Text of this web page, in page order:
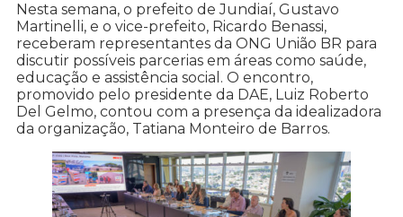
Nesta semana, o prefeito de Jundiaí, Gustavo
Martinelli, e o vice-prefeito, Ricardo Benassi,
receberam representantes da ONG União BR para
discutir possíveis parcerias em áreas como saúde,
educação e assistência social. O encontro,
promovido pelo presidente da DAE, Luiz Roberto
Del Gelmo, contou com a presença da idealizadora
da organização, Tatiana Monteiro de Barros.